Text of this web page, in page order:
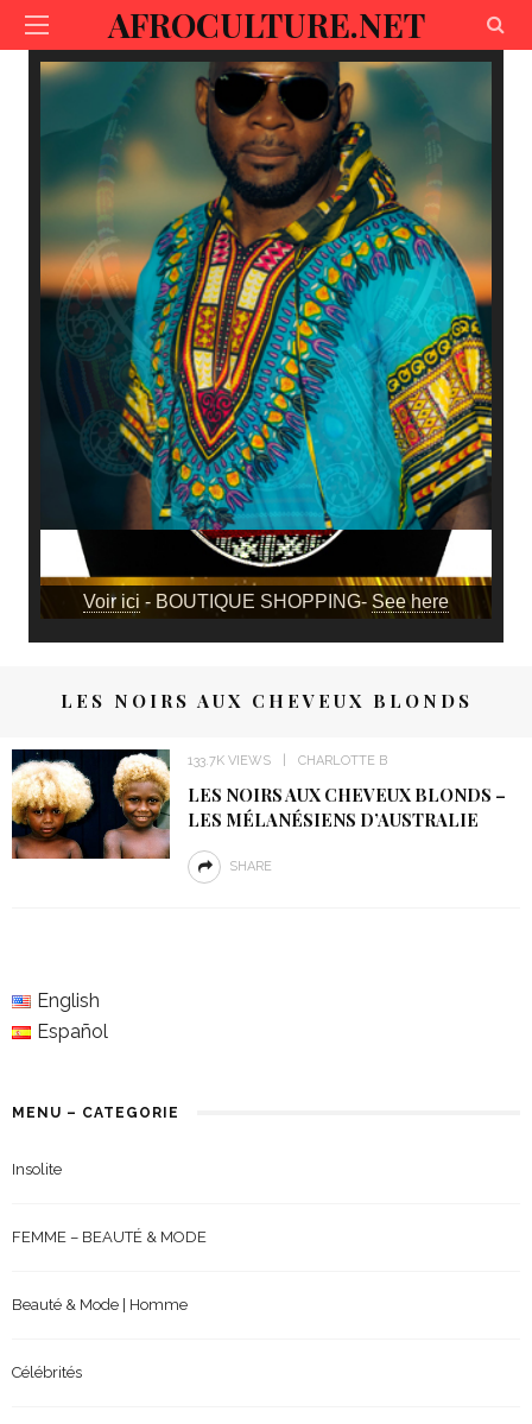
AFROCULTURE.NET
Voir ici - BOUTIQUE SHOPPING- See here
LES NOIRS AUX CHEVEUX BLONDS
133.7K VIEWS CHARLOTTE B
LES NOIRS AUX CHEVEUX BLONDS –
LES MÉLANÉSIENS D’AUSTRALIE
SHARE
English
Español
MENU – CATEGORIE
Insolite
FEMME – BEAUTÉ & MODE
Beauté & Mode | Homme
Célébrités